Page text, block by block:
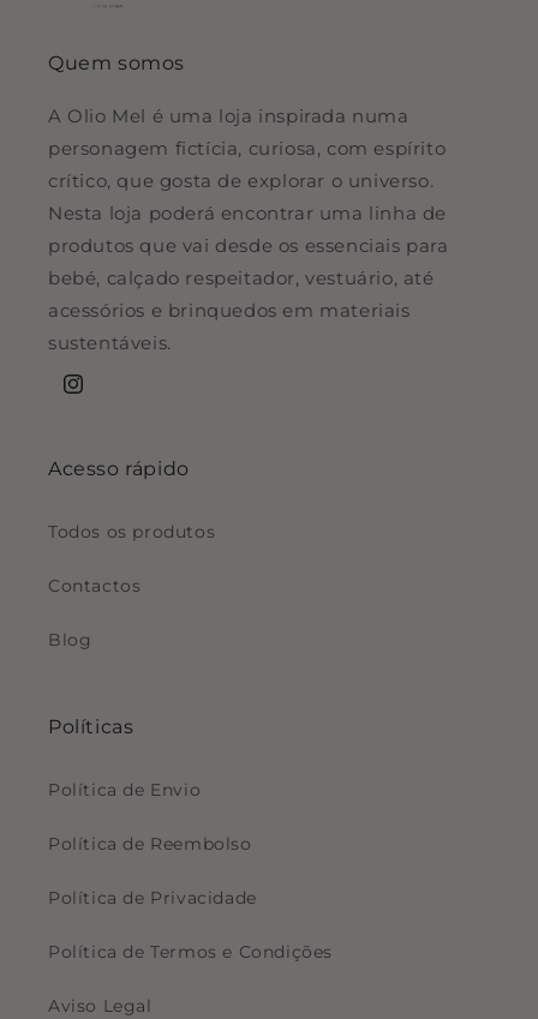
Quem somos
A Olio Mel é uma loja inspirada numa
personagem fictícia, curiosa, com espírito
crítico, que gosta de explorar o universo.
Nesta loja poderá encontrar uma linha de
produtos que vai desde os essenciais para
bebé, calçado respeitador, vestuário, até
acessórios e brinquedos em materiais
sustentáveis.
Instagram
Acesso rápido
Todos os produtos
Contactos
Blog
Políticas
Política de Envio
Política de Reembolso
Política de Privacidade
Política de Termos e Condições
Aviso Legal